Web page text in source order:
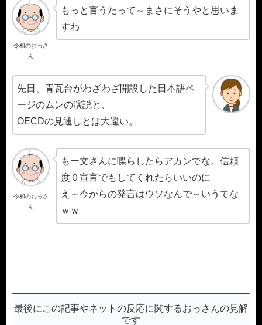
令和のおっさ
ん
もっと言うたって～まさにそうやと思いま
すわ
先日、青瓦台がわざわざ開設した日本語ペ
ージのムンの演説と、
OECDの見通しとは大違い。
令和のおっさ
ん
もー文さんに喋らしたらアカンでな。信頼
度０宣言でもしてくれたらいいのに
え～今からの発言はウソなんで～いうてな
ｗｗ
最後にこの記事やネットの反応に関するおっさんの見解
です